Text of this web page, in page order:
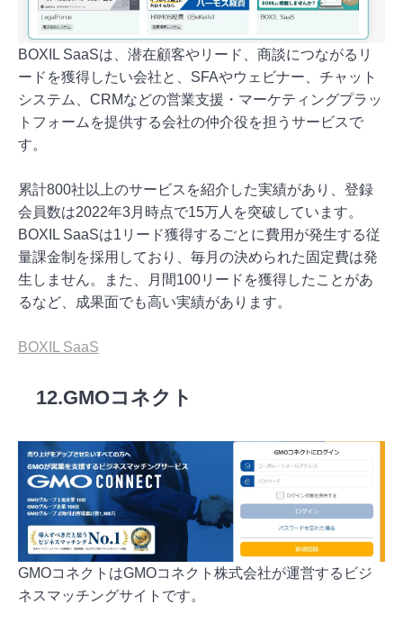
BOXIL SaaSは、潜在顧客やリード、商談につながるリ
ードを獲得したい会社と、SFAやウェビナー、チャット
システム、CRMなどの営業支援・マーケティングプラッ
トフォームを提供する会社の仲介役を担うサービスで
す。
累計800社以上のサービスを紹介した実績があり、登録
会員数は2022年3月時点で15万人を突破しています。
BOXIL SaaSは1リード獲得するごとに費用が発生する従
量課金制を採用しており、毎月の決められた固定費は発
生しません。また、月間100リードを獲得したことがあ
るなど、成果面でも高い実績があります。
BOXIL SaaS
12.GMOコネクト
GMOコネクトはGMOコネクト株式会社が運営するビジ
ネスマッチングサイトです。